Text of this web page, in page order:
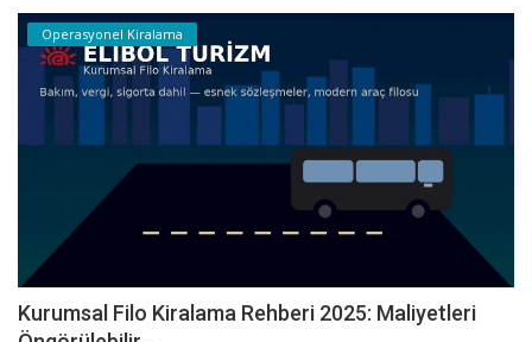
Operasyonel Kiralama
Kurumsal Filo Kiralama Rehberi 2025: Maliyetleri